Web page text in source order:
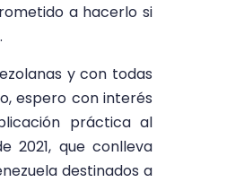
a hacerlo si
y con todas
espero con interés
práctica al
2021, que conlleva
destinados a